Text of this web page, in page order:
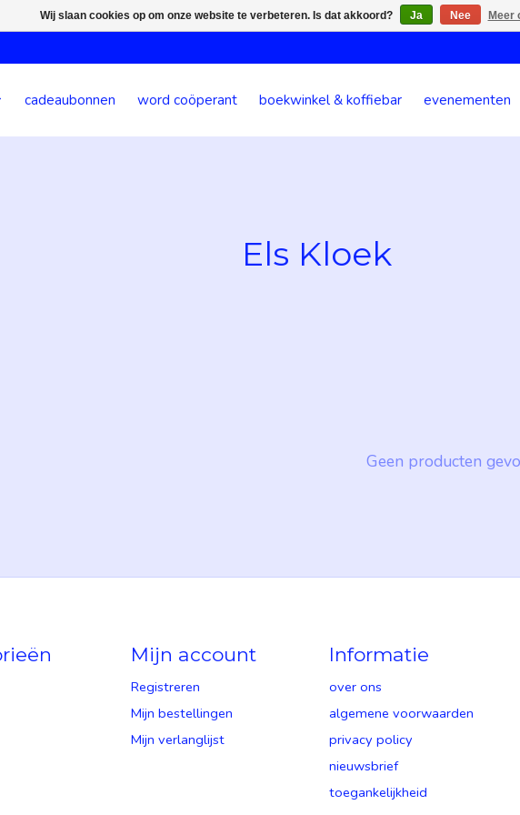
cadeaubonnen word coöperant boekwinkel & koffiebar evenementen
Els Kloek
Geen producten
Mijn account
Registreren
Mijn bestellingen
Mijn verlanglijst
Informatie
over ons
algemene voorwaarden
privacy policy
nieuwsbrief
toegankelijkheid
Wij slaan cookies op om onze website te verbeteren. Is dat akkoord? Ja Nee Meer